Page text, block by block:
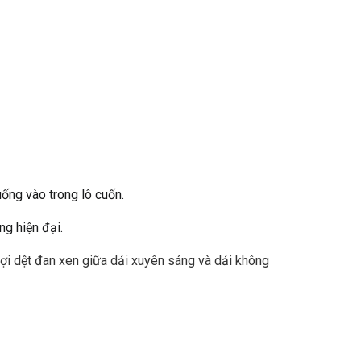
vào trong lô cuốn.
hiện đại.
dệt đan xen giữa dải xuyên sáng và dải không